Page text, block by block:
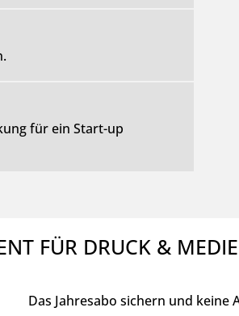
für ein Start-up
FÜR DRUCK &
Das Jahresabo sichern und keine